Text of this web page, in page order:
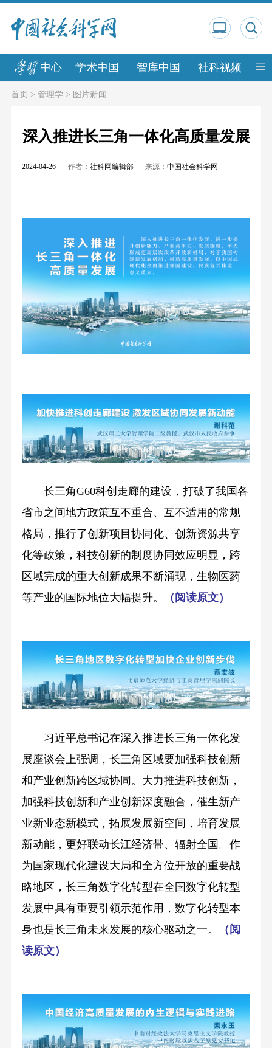
中心 学术中国 智库中国 社科视频 中
首页> 管理学 > 图片新闻
深入推进长三角一体化高质量发展
2024-04-26 作者： 社科网编辑部 来源：中国社会科学网
长三角G60科创走廊的建设，打破了我国各
省市之间地方政策互不重合、互不适用的常规
格局，推行了创新项目协同化、创新资源共享
化等政策，科技创新的制度协同效应明显，跨
区域完成的重大创新成果不断涌现，生物医药
等产业的国际地位大幅提升。
（ 阅读原文）
习近平总书记在深入推进长三角一体化发
展座谈会上强调，长三角区域要加强科技创新
和产业创新跨区域协同。大力推进科技创新，
加强科技创新和产业创新深度融合，催生新产
业新业态新模式，拓展发展新空间，培育发展
新动能，更好联动长江经济带、辐射全国。作
为国家现代化建设大局和全方位开放的重要战
略地区，长三角数字化转型在全国数字化转型
发展中具有重要引领示范作用，数字化转型本
身也是长三角未来发展的核心驱动之一。
（阅
读原文）